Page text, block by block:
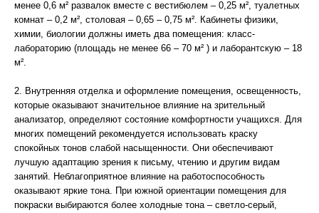
менее 0,6 м² развалок вместе с вестибюлем – 0,25 м², туалетных
комнат – 0,2 м², столовая – 0,65 – 0,75 м². Кабинеты физики,
химии, биологии должны иметь два помещения: класс-
лабораторию (площадь не менее 66 – 70 м² ) и лаборантскую – 18
м².
2. Внутренняя отделка и оформление помещения, освещенность,
которые оказывают значительное влияние на зрительный
анализатор, определяют состояние комфортности учащихся. Для
многих помещений рекомендуется использовать краску
спокойных тонов слабой насыщенности. Они обеспечивают
лучшую адаптацию зрения к письму, чтению и другим видам
занятий. Неблагоприятное влияние на работоспособность
оказывают яркие тона. При южной ориентации помещения для
покраски выбираются более холодные тона – светло-серый,